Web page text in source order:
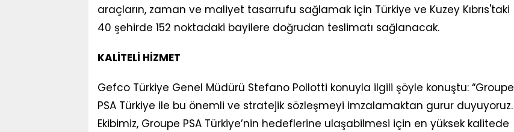
araçların, zaman ve maliyet tasarrufu sağlamak için Türkiye ve Kuzey Kıbrıs'taki
40 şehirde 152 noktadaki bayilere doğrudan teslimatı sağlanacak.
KALİTELİ HİZMET
Gefco Türkiye Genel Müdürü Stefano Pollotti konuyla ilgili şöyle konuştu: “Groupe
PSA Türkiye ile bu önemli ve stratejik sözleşmeyi imzalamaktan gurur duyuyoruz.
Ekibimiz, Groupe PSA Türkiye’nin hedeflerine ulaşabilmesi için en yüksek kalitede